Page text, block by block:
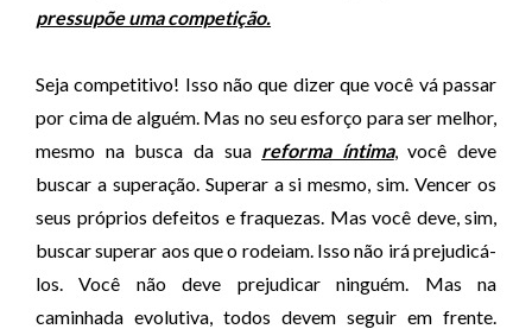
pressupõe uma competição.
Seja competitivo! Isso não que dizer que você vá passar
por cima de alguém. Mas no seu esforço para ser melhor,
mesmo na busca da sua reforma íntima, você deve
buscar a superação. Superar a si mesmo, sim. Vencer os
seus próprios defeitos e fraquezas. Mas você deve, sim,
buscar superar aos que o rodeiam. Isso não irá prejudicá-
los. Você não deve prejudicar ninguém. Mas na
caminhada evolutiva, todos devem seguir em frente.